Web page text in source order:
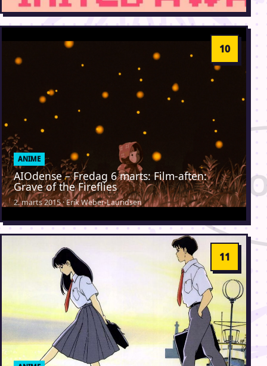
ANIME
AIOdense – Fredag 6 marts: Film-aften:
Grave of the Fireflies
2. marts 2015 · Erik Weber-Lauridsen